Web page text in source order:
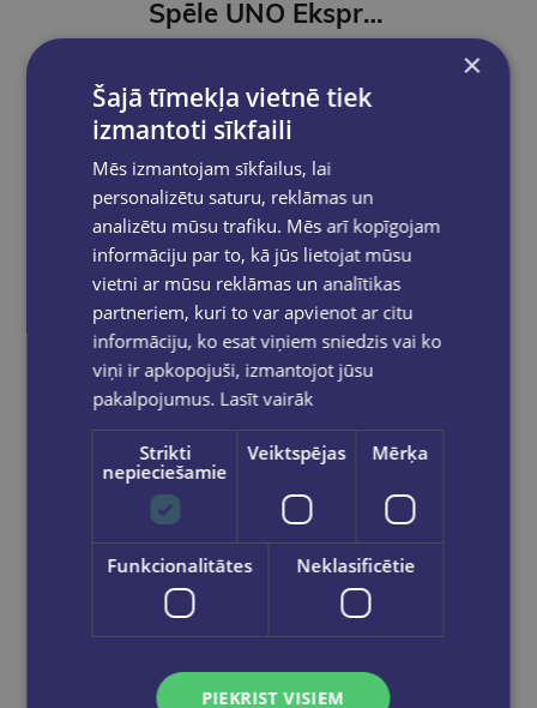
Spēle UNO Ekspress kārtis
Ielikt grozā
UNO kārtis Junior MOVE!
€7.90
×
Šajā tīmekļa vietnē tiek
izmantoti sīkfaili
Mēs izmantojam sīkfailus, lai
personalizētu saturu, reklāmas un
analizētu mūsu trafiku. Mēs arī kopīgojam
informāciju par to, kā jūs lietojat mūsu
vietni ar mūsu reklāmas un analītikas
partneriem, kuri to var apvienot ar citu
informāciju, ko esat viņiem sniedzis vai ko
viņi ir apkopojuši, izmantojot jūsu
pakalpojumus. Lasīt vairāk
Strikti
nepieciešamie
Veiktspējas Mērķa
Funkcionalitātes Neklasificētie
PIEKRIST VISIEM